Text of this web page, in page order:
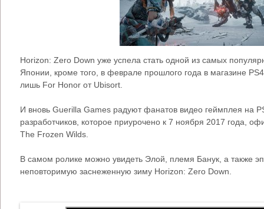
Horizon: Zero Down уже успела стать одной из самых
Японии, кроме того, в феврале прошлого года в магазине
лишь For Honor от Ubisort.
И вновь Guerilla Games радуют фанатов видео геймплея на
разработчиков, которое приурочено к 7 ноября 2017 года,
The Frozen Wilds.
В самом ролике можно увидеть Элой, племя Банук, а также
неповторимую заснеженную зиму Horizon: Zero Down.